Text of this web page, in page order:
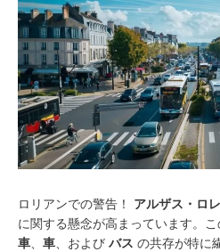
ロリアンでの警告！ アルザス・ロ
に関する懸念が高まっています。こ
車、 車、および バス の共存が特に